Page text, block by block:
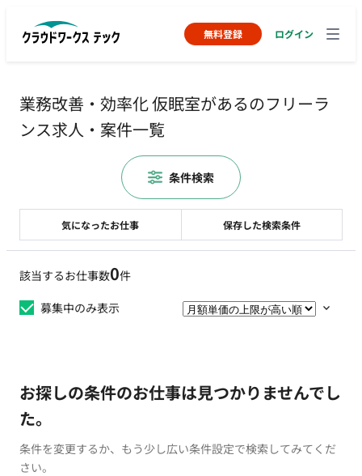
無料登録 ログイン
業務改善・効率化 仮眠室があるのフリーラ
ンス求人・案件一覧
該当するお仕事数0件
募集中のみ表示
お探しの条件のお仕事は見つかりませんでし
た。
条件を変更するか、もう少し広い条件設定で検索してみてくだ
さい。
気になったお仕事 保存した検索条件
条件検索